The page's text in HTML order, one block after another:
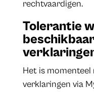
rechtvaardigen.
Tolerantie
Het is
verklaringen via